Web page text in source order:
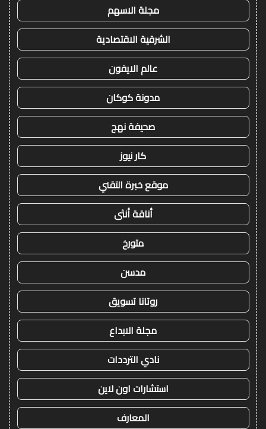
مجلة الاسهم
الشرقية الاقتصادية
عالم الايفون
مدونة كوكان
صحيفة نهج
كار نيوز
موقع خبرة التقني
أناقة أنثى
متورخ
مدسن
روتانا تسويق
مجلة الابداع
نادي الترددات
استشارات اون لاين
المعارف